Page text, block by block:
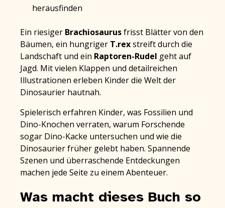
herausfinden
Ein riesiger Brachiosaurusfrisst Blätter von den
Bäumen, ein hungriger T.rexstreift durch die
Landschaft und ein Raptoren-Rudel geht auf
Jagd. Mit vielen Klappen und detailreichen
Illustrationen erleben Kinder die Welt der
Dinosaurier hautnah.
Spielerisch erfahren Kinder, was Fossilien und
Dino-Knochen verraten, warum Forschende
sogar Dino-Kacke untersuchen und wie die
Dinosaurier früher gelebt haben. Spannende
Szenen und überraschende Entdeckungen
machen jede Seite zu einem Abenteuer.
Was macht dieses Buch so